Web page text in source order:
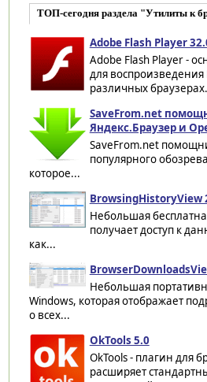
ТОП-сегодня раздела "Утилиты к
Adobe Flash Player
Adobe Flash Player -
для воспроизведения
различных
SaveFrom.net
Яндекс.Браузер и
SaveFrom.net
популярного
которое...
BrowsingHistoryView
Небольшая
получает доступ к
как...
Небольшая
Windows, которая отображает
о всех...
OkTools 5.0
OkTools - плагин для
расширяет